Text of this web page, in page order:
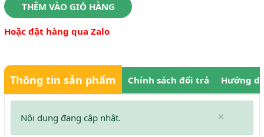
THÊM VÀO GIỎ HÀNG
Hoặc đặt hàng qua Zalo
Thông tin sản phẩm Chính sách đổi trả Hướng
×
Nội dung đang cập nhật.